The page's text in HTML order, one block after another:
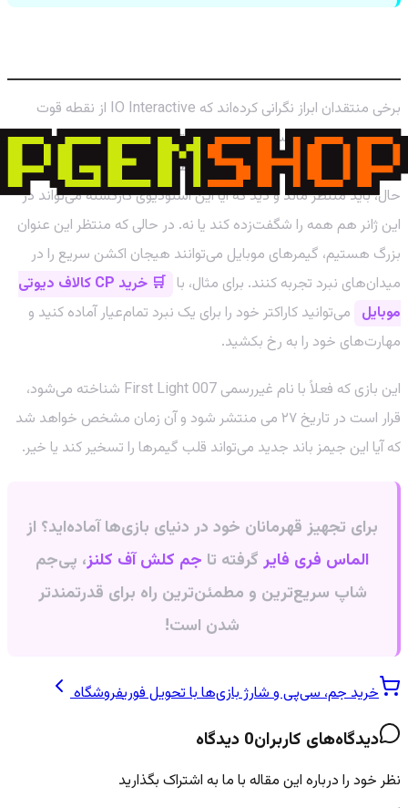
برخی منتقدان ابراز نگرانی کرده‌اند که IO Interactive از نقطه قوت
اصلی خود (دنیاهای سندباکس و سیستم-محور) فاصله گرفته و به
سمت یک بازی اکشن سوم-شخص خطی‌تر حرکت کرده است. با این
حال، باید منتظر ماند و دید که آیا این استودیوی کارکشته می‌تواند در
این ژانر هم همه را شگفت‌زده کند یا نه. در حالی که منتظر این عنوان
بزرگ هستیم، گیمرهای موبایل می‌توانند هیجان اکشن سریع را در
میدان‌های نبرد تجربه کنند. برای مثال، با
🛒 خرید CP کالاف دیوتی
موبایل می‌توانید کاراکتر خود را برای یک نبرد تمام‌عیار آماده کنید و
مهارت‌های خود را به رخ بکشید.
این بازی که فعلاً با نام غیررسمی 007 First Light شناخته می‌شود،
قرار است در تاریخ ۲۷ می منتشر شود و آن زمان مشخص خواهد شد
که آیا این جیمز باند جدید می‌تواند قلب گیمرها را تسخیر کند یا خیر.
برای تجهیز قهرمانان خود در دنیای بازی‌ها آماده‌اید؟ از
الماس فری فایر گرفته تا جم کلش آف کلنز، پی‌جم
شاپ سریع‌ترین و مطمئن‌ترین راه برای قدرتمندتر
شدن است!
خرید جم، سی‌پی و شارژ بازی‌ها با تحویل فوریفروشگاه
دیدگاه‌های کاربران0 دیدگاه
نظر خود را درباره این مقاله با ما به اشتراک بگذارید